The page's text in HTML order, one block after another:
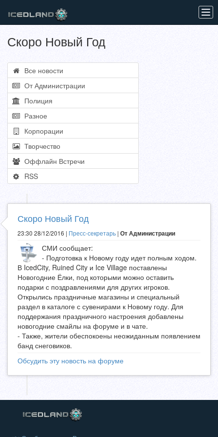
Скоро Новый Год
Все новости
От Администрации
Полиция
Разное
Корпорации
Творчество
Оффлайн Встречи
RSS
Скоро Новый Год
23:30 28/12/2016 | Пресс-секретарь | От Администрации
СМИ сообщает:
- Подготовка к Новому году идет полным ходом.
В IcedCity, Ruined City и Ice Village поставлены
Новогодние Ёлки, под которыми можно оставить
подарки с поздравлениями для других игроков.
Открылись праздничные магазины и специальный
раздел в каталоге с сувенирами к Новому году. Для
поддержания праздничного настроения добавлены
новогодние смайлы на форуме и в чате.
- Также, жители обеспокоены неожиданным появлением
банд снеговиков.
Обсудить эту новость на форуме